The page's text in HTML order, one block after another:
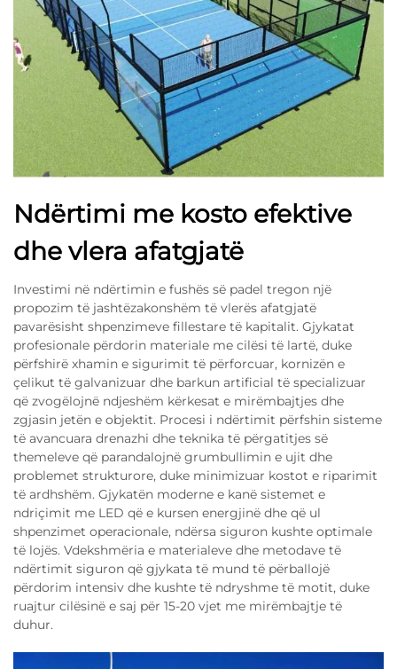
Ndërtimi me kosto efektive
dhe vlera afatgjatë
Investimi në ndërtimin e fushës së padel tregon një
propozim të jashtëzakonshëm të vlerës afatgjatë
pavarësisht shpenzimeve fillestare të kapitalit. Gjykatat
profesionale përdorin materiale me cilësi të lartë, duke
përfshirë xhamin e sigurimit të përforcuar, kornizën e
çelikut të galvanizuar dhe barkun artificial të specializuar
që zvogëlojnë ndjeshëm kërkesat e mirëmbajtjes dhe
zgjasin jetën e objektit. Procesi i ndërtimit përfshin sisteme
të avancuara drenazhi dhe teknika të përgatitjes së
themeleve që parandalojnë grumbullimin e ujit dhe
problemet strukturore, duke minimizuar kostot e riparimit
të ardhshëm. Gjykatën moderne e kanë sistemet e
ndriçimit me LED që e kursen energjinë dhe që ul
shpenzimet operacionale, ndërsa siguron kushte optimale
të lojës. Vdekshmëria e materialeve dhe metodave të
ndërtimit siguron që gjykata të mund të përballojë
përdorim intensiv dhe kushte të ndryshme të motit, duke
ruajtur cilësinë e saj për 15-20 vjet me mirëmbajtje të
duhur.